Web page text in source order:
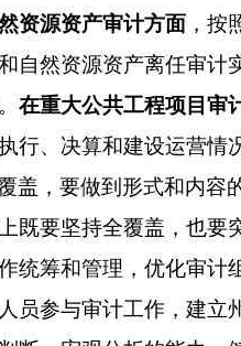
资源资产审计方面 ，按
自然资源资产离任审计
在重大公共工程项目审
行、决算和建设运营情
盖，要做到形式和内容
既要坚持全覆盖，也
统筹和管理，优化审计
员参与审计工作，建立